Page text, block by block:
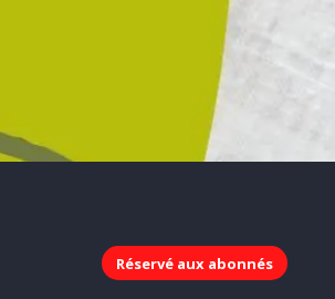
Réservé aux abonnés